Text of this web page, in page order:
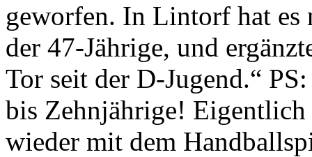
geworfen. In Lintorf hat es
der 47-Jährige, und
Tor seit der D-Jugend.“
bis Zehnjährige!
wieder mit dem